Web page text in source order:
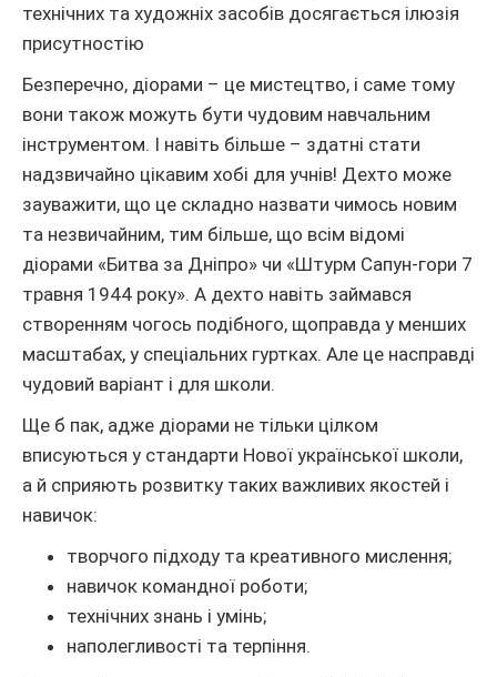
технічних та художніх засобів досягається ілюзія
присутностію
Безперечно, діорами – це мистецтво, і саме тому
вони також можуть бути чудовим навчальним
інструментом. І навіть більше – здатні стати
надзвичайно цікавим хобі для учнів! Дехто може
зауважити, що це складно назвати чимось новим
та незвичайним, тим більше, що всім відомі
діорами «Битва за Дніпро» чи «Штурм Сапун-гори 7
травня 1944 року». А дехто навіть займався
створенням чогось подібного, щоправда у менших
масштабах, у спеціальних гуртках. Але це насправді
чудовий варіант і для школи.
Ще б пак, адже діорами не тільки цілком
вписуються у стандарти Нової української школи,
а й сприяють розвитку таких важливих якостей і
навичок:
творчого підходу та креативного мислення;
навичок командної роботи;
технічних знань і умінь;
наполегливості та терпіння.